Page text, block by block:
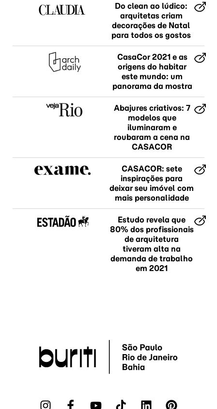
Do clean ao lúdico:
arquitetas criam
decorações de Natal
para todos os gostos
CasaCor 2021 e as
origens do habitar
este mundo: um
panorama da mostra
Abajures criativos: 7
modelos que
iluminaram e
roubaram a cena na
CASACOR
CASACOR: sete
inspirações para
deixar seu imóvel com
mais personalidade
Estudo revela que
80% dos profissionais
de arquitetura
tiveram alta na
demanda de trabalho
em 2021